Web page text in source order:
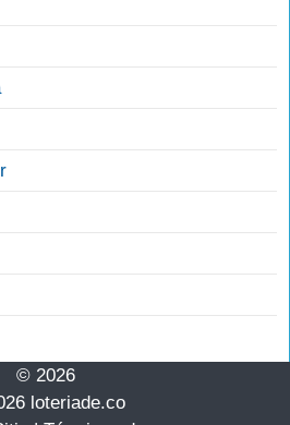
© 2026
loteriade.co